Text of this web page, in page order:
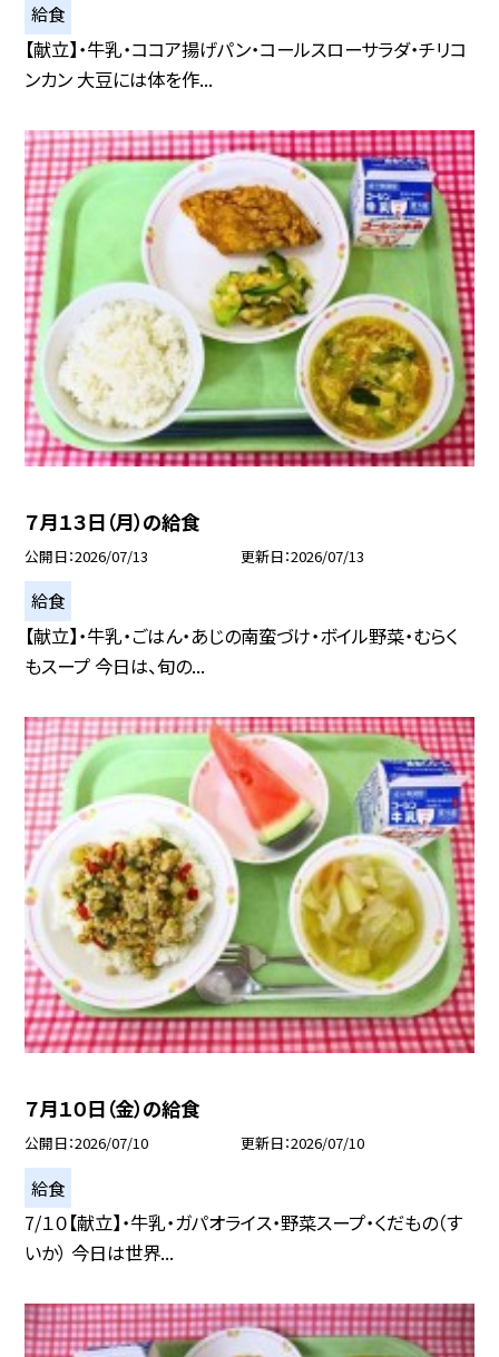
給食
【献立】・牛乳・ココア揚げパン・コールスローサラダ・チリコ
ンカン 大豆には体を作...
７月１３日（月）の給食
公開日 2026/07/13 更新日 2026/07/13
給食
【献立】・牛乳・ごはん・あじの南蛮づけ・ボイル野菜・むらく
もスープ 今日は、旬の...
７月１０日（金）の給食
公開日 2026/07/10 更新日 2026/07/10
給食
7/１０【献立】・牛乳・ガパオライス・野菜スープ・くだもの（す
いか） 今日は世界...